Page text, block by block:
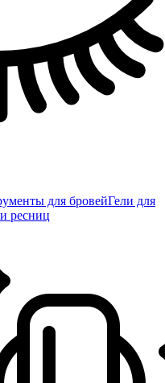
для бровейГели для
ресниц